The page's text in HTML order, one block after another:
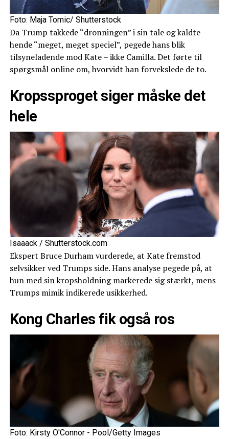
Foto: Maja Tomic/ Shutterstock
Da Trump takkede “dronningen” i sin tale og kaldte
hende “meget, meget speciel”, pegede hans blik
tilsyneladende mod Kate – ikke Camilla. Det førte til
spørgsmål online om, hvorvidt han forvekslede de to.
Kropssproget siger måske det
hele
Isaaack / Shutterstock.com
Ekspert Bruce Durham vurderede, at Kate fremstod
selvsikker ved Trumps side. Hans analyse pegede på, at
hun med sin kropsholdning markerede sig stærkt, mens
Trumps mimik indikerede usikkerhed.
Kong Charles fik også ros
Foto: Kirsty O'Connor - Pool/Getty Images